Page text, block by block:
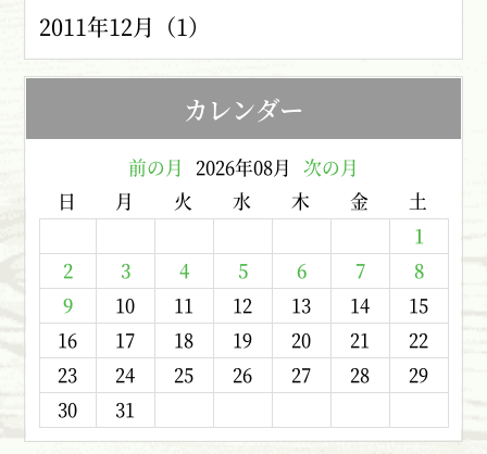
2011年12月（1）
カレンダー
前の月 2026年08月 次の月
日
月 火 水 木 金
土
1
2
3 4 5 6 7
8
9
10 11 12 13 14
15
16
17 18 19 20 21
22
23
24 25 26 27 28
29
30
31